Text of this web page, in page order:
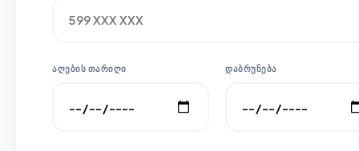
ᲐᲦᲔᲑᲘᲡ ᲗᲐᲠᲘᲦᲘ ᲓᲐᲑᲠᲣᲜᲔᲑᲐ